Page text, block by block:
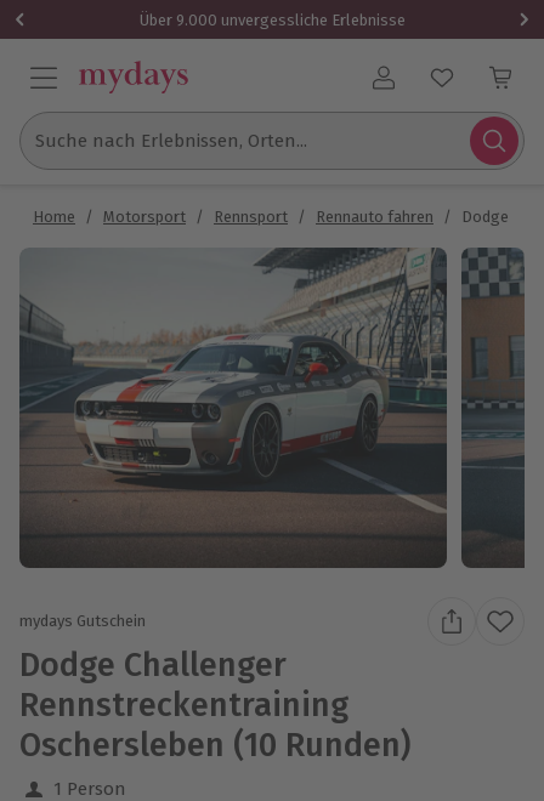
Über 9.000 unvergessliche Erlebnisse
Benutzerkonto
Suche nach Erlebnissen, Orten...
Home / Motorsport / Rennsport / Rennauto fahren / Dodge
mydays Gutschein
Dodge Challenger
Rennstreckentraining
Oschersleben (10 Runden)
1 Person